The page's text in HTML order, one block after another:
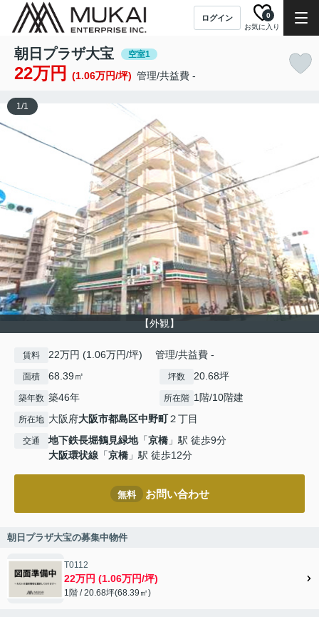
ログイン
お気に入り
0
朝日プラザ大宝 空室1
22万円 (1.06万円/坪) 管理/共益費 -
【外観】
1/1
賃料 22万円 (1.06万円/坪) 管理/共益費 -
面積 68.39㎡ 坪数 20.68坪
築年数 築46年 所在階 1階/10階建
所在地 大阪府大阪市都島区中野町２丁目
交通 地下鉄長堀鶴見緑地「京橋 」駅 徒歩9分
大阪環状線 「京橋 」駅 徒歩12分
無料 お問い合わせ
朝日プラザ大宝の募集中物件
T0112
22万円 (1.06万円/坪)
1階 / 20.68坪(68.39㎡)